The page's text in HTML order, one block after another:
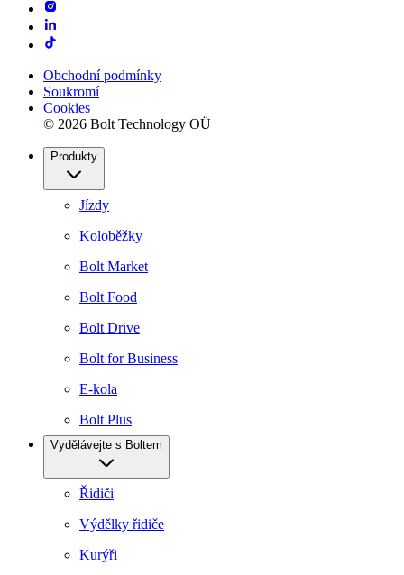
Obchodní podmínky
Soukromí
Cookies
© 2026 Bolt Technology OÜ
Produkty
Jízdy
Koloběžky
Bolt Market
Bolt Food
Bolt Drive
Bolt for Business
E-kola
Bolt Plus
Vydělávejte s Boltem
Řidiči
Výdělky řidiče
Kurýři